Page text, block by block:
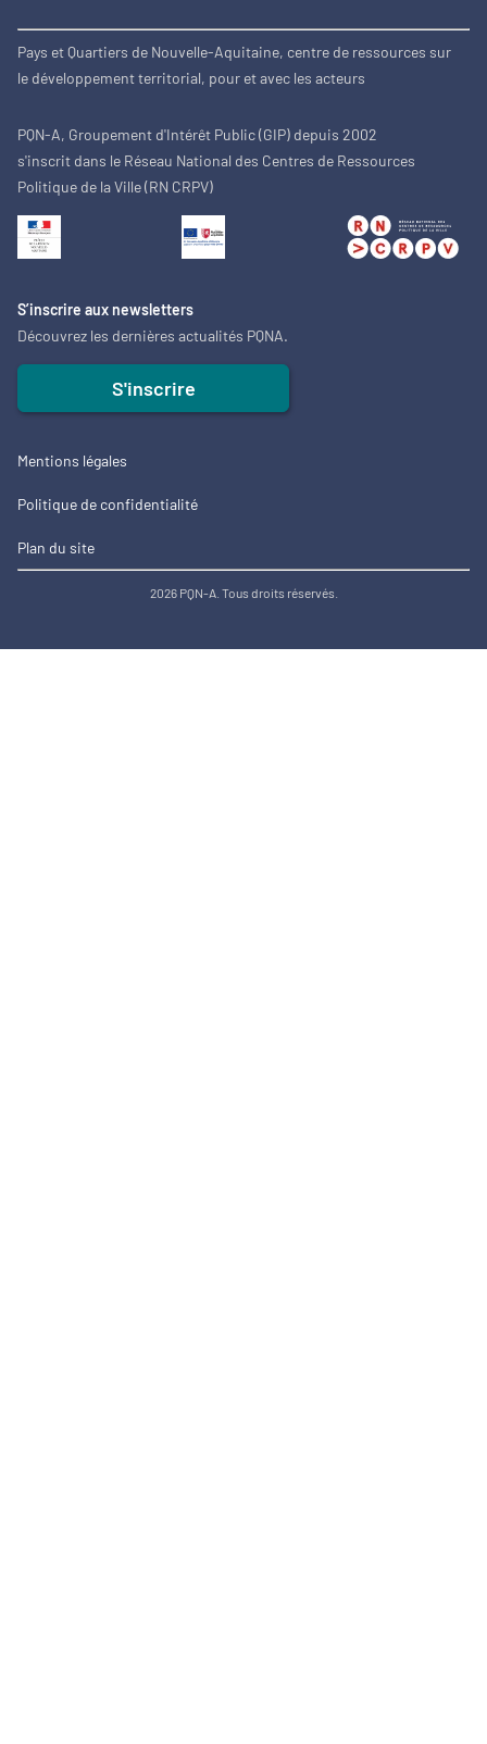
Pays et Quartiers de Nouvelle-Aquitaine, centre de ressources sur
le développement territorial, pour et avec les acteurs
PQN-A, Groupement d'Intérêt Public (GIP) depuis 2002
s'inscrit dans le Réseau National des Centres de Ressources
Politique de la Ville (RN CRPV)
S’inscrire aux newsletters
Découvrez les dernières actualités PQNA.
S'inscrire
Mentions légales
Politique de confidentialité
Plan du site
2026 PQN-A. Tous droits réservés.